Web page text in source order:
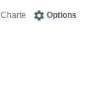
Options
Charte